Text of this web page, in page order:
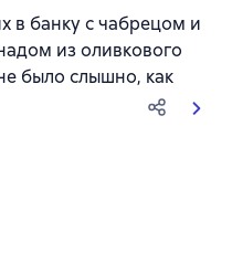
в банку с чабрецом и
из оливкового
было слышно, как
на основе 39 оценок